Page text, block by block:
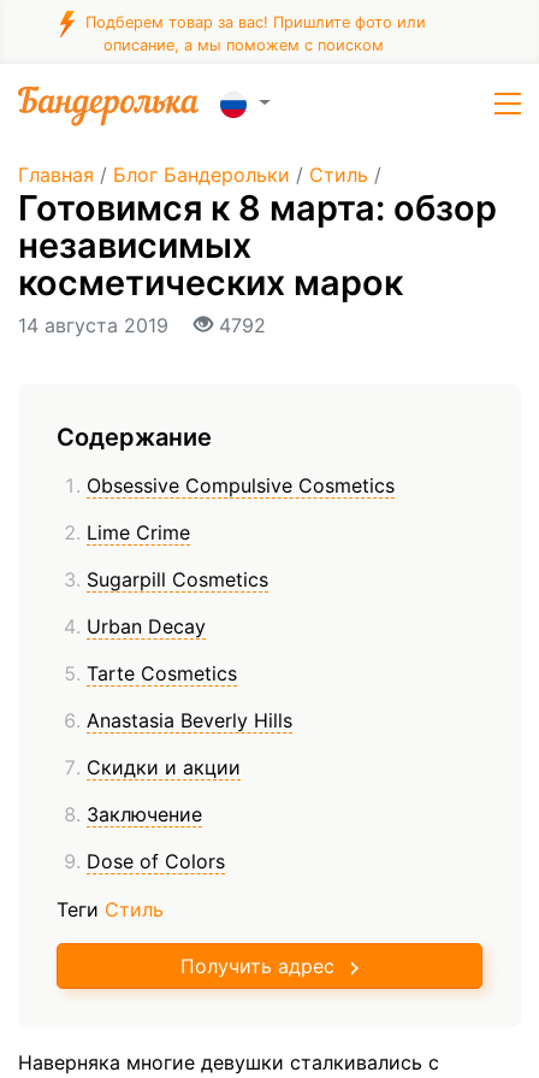
Подберем товар за вас! Пришлите фото или
описание, а мы поможем с поиском
Главная / Блог Бандерольки / Стиль /
Готовимся к 8 марта: обзор
независимых
косметических марок
14 августа 2019 4792
Содержание
Obsessive Compulsive Cosmetics
Lime Crime
Sugarpill Cosmetics
Urban Decay
Tarte Cosmetics
Anastasia Beverly Hills
Скидки и акции
Заключение
Dose of Colors
Теги Стиль
Получить адрес
Наверняка многие девушки сталкивались с